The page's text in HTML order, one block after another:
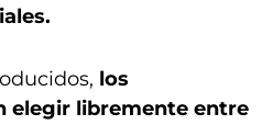
los
elegir libremente entre